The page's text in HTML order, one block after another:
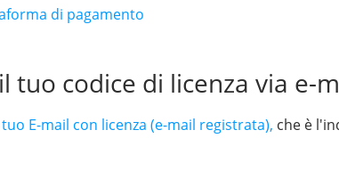
di pagamento
tuo codice di licenza via e-
E-mail con licenza (e-mail registrata), che è